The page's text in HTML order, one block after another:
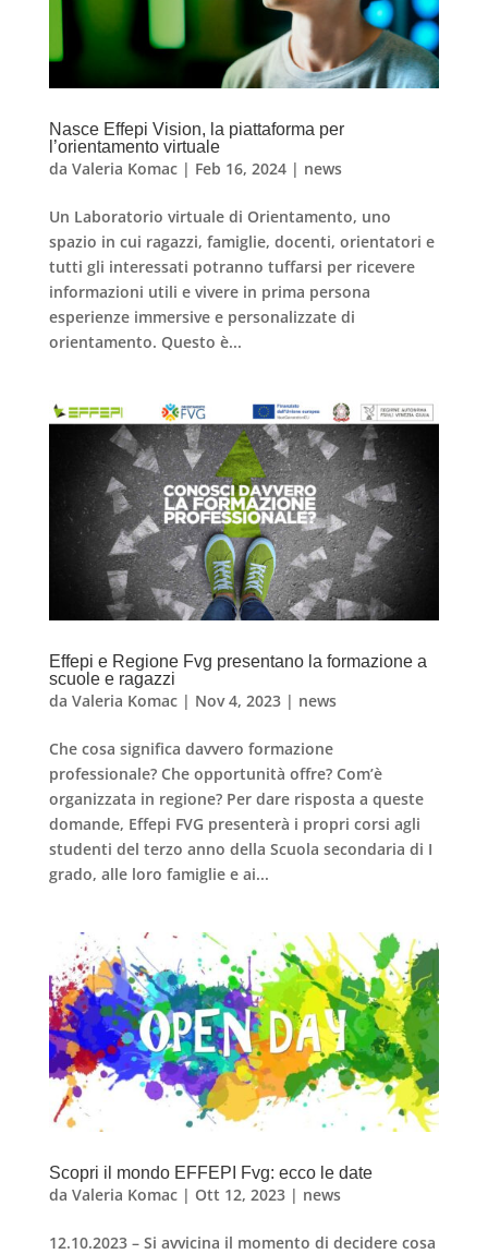
Nasce Effepi Vision, la piattaforma per
l’orientamento virtuale
da Valeria Komac| Feb 16, 2024| news
Un Laboratorio virtuale di Orientamento, uno
spazio in cui ragazzi, famiglie, docenti, orientatori e
tutti gli interessati potranno tuffarsi per ricevere
informazioni utili e vivere in prima persona
esperienze immersive e personalizzate di
orientamento. Questo è...
Effepi e Regione Fvg presentano la formazione a
scuole e ragazzi
da Valeria Komac| Nov 4, 2023| news
Che cosa significa davvero formazione
professionale? Che opportunità offre? Com’è
organizzata in regione? Per dare risposta a queste
domande, Effepi FVG presenterà i propri corsi agli
studenti del terzo anno della Scuola secondaria di I
grado, alle loro famiglie e ai...
Scopri il mondo EFFEPI Fvg: ecco le date
da Valeria Komac| Ott 12, 2023| news
12.10.2023 – Si avvicina il momento di decidere cosa